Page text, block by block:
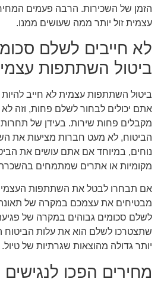
הזמן של השכירות. הרבה פעמים
עצמית זול יותר ממה שעושים ממנו.
לא חייבים לשלם
ביטול השתתפות
ביטול השתתפות עצמית לא חייב
אתם יכולים לבחור לשלם פחות, וזה
מקבלים פחות שירות. בעידן של תחרות
הביטוח, לא מעט חברות מציעות את
נוחים, במיוחד אם אתם עושים את
מקומיות או אתרים שמתמחים
אם תבחרו לבטל את השתתפות
מבטיחים את עצמכם במקרה של תאונה
לשלם סכומים גבוהים במקרה של
שתצטרכו לשלם הוא את עלות הביטוח
יותר גדולה מהוצאות שגרתיות של טיול.
מחירים הפכו לנגישים